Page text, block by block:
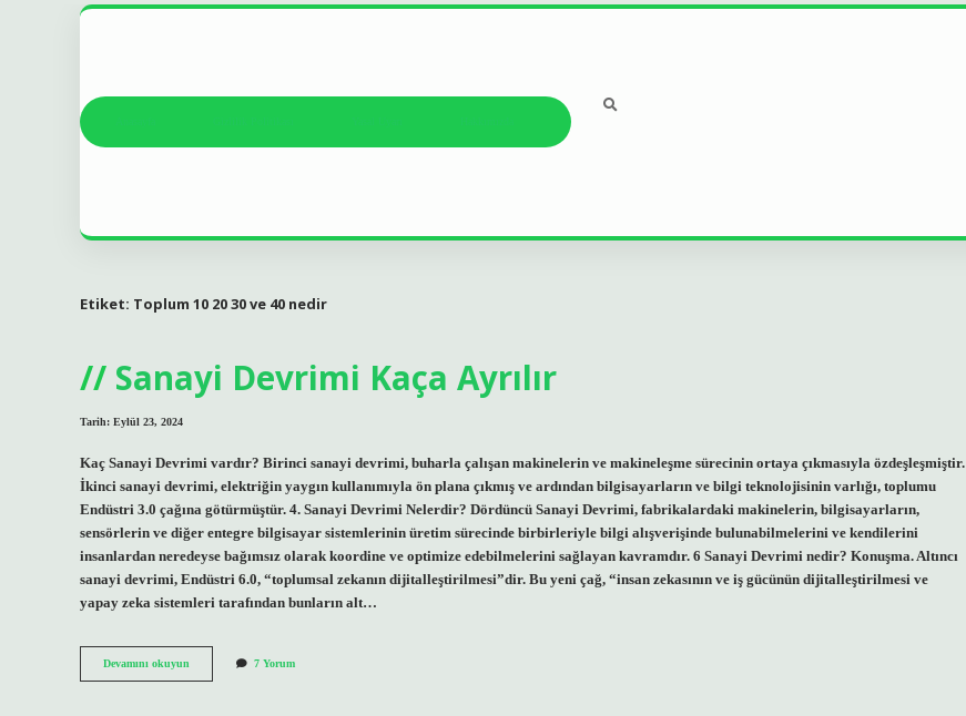
Etiket: Toplum 10 20 30 ve 40 nedir
Sanayi Devrimi Kaça Ayrılır
Tarih: Eylül 23, 2024
Kaç Sanayi Devrimi vardır? Birinci sanayi devrimi, buharla çalışan makinelerin ve makineleşme sürecinin ortaya çıkmasıyla özdeşleşmiştir.
İkinci sanayi devrimi, elektriğin yaygın kullanımıyla ön plana çıkmış ve ardından bilgisayarların ve bilgi teknolojisinin varlığı, toplumu
Endüstri 3.0 çağına götürmüştür. 4. Sanayi Devrimi Nelerdir? Dördüncü Sanayi Devrimi, fabrikalardaki makinelerin, bilgisayarların,
sensörlerin ve diğer entegre bilgisayar sistemlerinin üretim sürecinde birbirleriyle bilgi alışverişinde bulunabilmelerini ve kendilerini
insanlardan neredeyse bağımsız olarak koordine ve optimize edebilmelerini sağlayan kavramdır. 6 Sanayi Devrimi nedir? Konuşma. Altıncı
sanayi devrimi, Endüstri 6.0, “toplumsal zekanın dijitalleştirilmesi”dir. Bu yeni çağ, “insan zekasının ve iş gücünün dijitalleştirilmesi ve
yapay zeka sistemleri tarafından bunların alt…
Devamını okuyun
Devrimi
7 Yorum